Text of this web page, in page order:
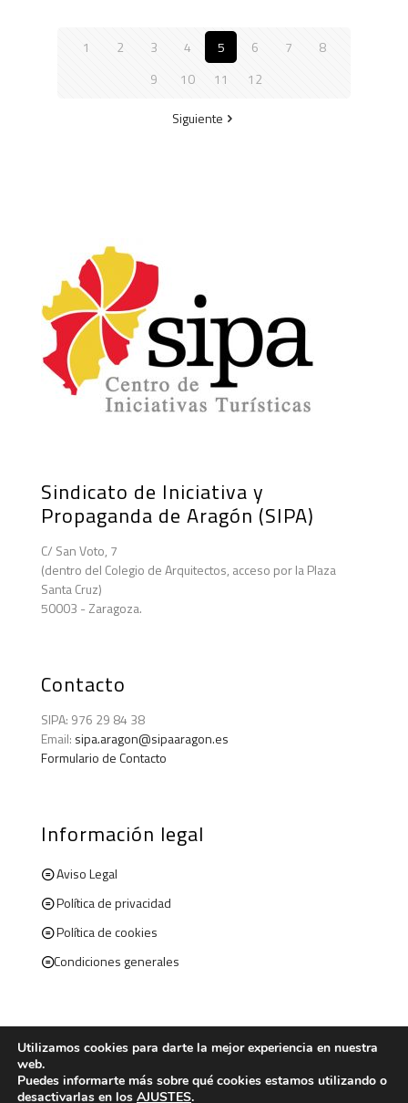
1 2 3 4 5 6 7
8
9
10 11 12
Siguiente
Sindicato de Iniciativa y
Propaganda de Aragón (SIPA)
C/ San Voto, 7
(dentro del Colegio de Arquitectos, acceso por la Plaza
Santa Cruz)
50003 - Zaragoza.
Contacto
SIPA: 976 29 84 38
Email: sipa.aragon@sipaaragon.es
Formulario de Contacto
Información legal
Aviso Legal
Política de privacidad
Política de cookies
Condiciones generales
Utilizamos cookies para darte la mejor experiencia en nuestra
web.
Puedes informarte más sobre qué cookies estamos utilizando o
desactivarlas en los AJUSTES.